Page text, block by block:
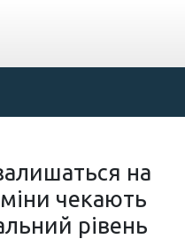
на
чекають
рівень